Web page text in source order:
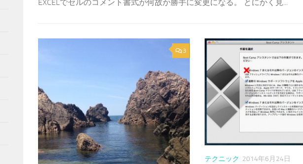
EXCELでセルのコメント書式が何故か勝手に変更になる。 とにかく見...
3
テクニック 2014年6月24日